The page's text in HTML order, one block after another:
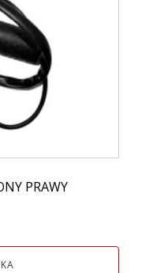
PRAWY